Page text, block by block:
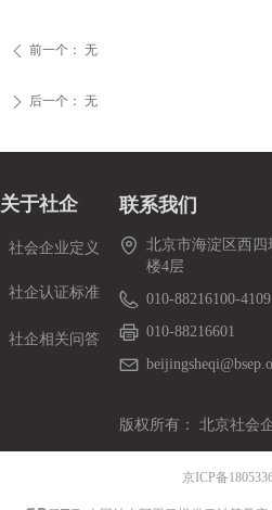
ꄴ 前一个： 无
ꄲ 后一个： 无
联系我们
北京市海淀区西四
楼4层
010-88216100-4109
010-88216601
版权所有： 北京社会
社会企业定义
社企认证标准
社企相关问答
关于社企
京ICP备